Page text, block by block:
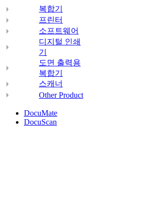
복합기
프린터
소프트웨어
디지털 인쇄
기
도면 출력용
복합기
스캐너
Other Product
DocuMate
DocuScan